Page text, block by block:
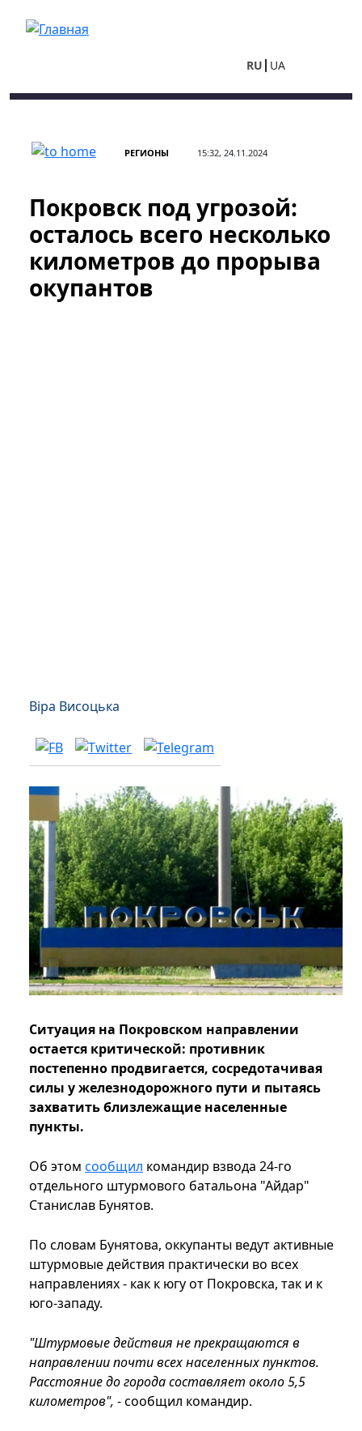
RU UA
РЕГИОНЫ 15:32, 24.11.2024
Покровск под угрозой:
осталось всего несколько
километров до прорыва
окупантов
Віра Висоцька
Ситуация на Покровском направлении
остается критической: противник
постепенно продвигается, сосредотачивая
силы у железнодорожного пути и пытаясь
захватить близлежащие населенные
пункты.
Об этом сообщил командир взвода 24-го
отдельного штурмового батальона "Айдар"
Станислав Бунятов.
По словам Бунятова, оккупанты ведут активные
штурмовые действия практически во всех
направлениях - как к югу от Покровска, так и к
юго-западу.
"Штурмовые действия не прекращаются в
направлении почти всех населенных пунктов.
Расстояние до города составляет около 5,5
километров", - сообщил командир.